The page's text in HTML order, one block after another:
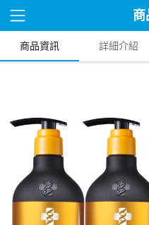
商
商品資訊 詳細介紹